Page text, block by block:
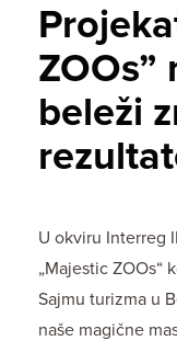
ZOOs”
beleži
U okviru Interreg
„Majestic ZOOs“
Sajmu turizma u
naše magične